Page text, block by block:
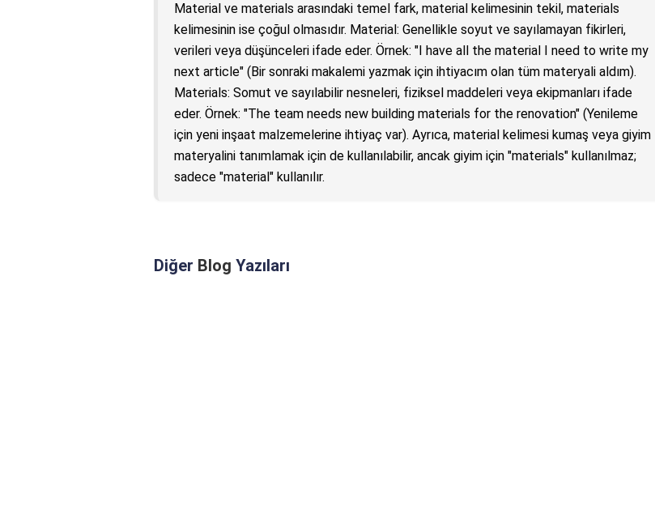
Material ve materials arasındaki temel fark, material kelimesinin tekil, materials
kelimesinin ise çoğul olmasıdır. Material: Genellikle soyut ve sayılamayan fikirleri,
verileri veya düşünceleri ifade eder. Örnek: "I have all the material I need to write my
next article" (Bir sonraki makalemi yazmak için ihtiyacım olan tüm materyali aldım).
Materials: Somut ve sayılabilir nesneleri, fiziksel maddeleri veya ekipmanları ifade
eder. Örnek: "The team needs new building materials for the renovation" (Yenileme
için yeni inşaat malzemelerine ihtiyaç var). Ayrıca, material kelimesi kumaş veya giyim
materyalini tanımlamak için de kullanılabilir, ancak giyim için "materials" kullanılmaz;
sadece "material" kullanılır.
Diğer Blog Yazıları